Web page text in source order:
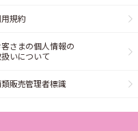
規約
客さまの個人情報の
いについて
販売管理者標識